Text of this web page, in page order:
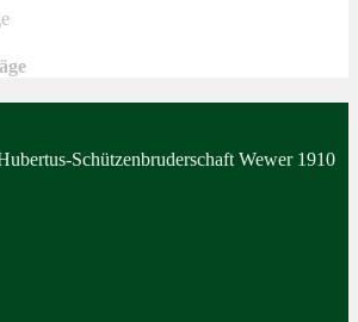
Schützenbruderschaft Wewer 1910